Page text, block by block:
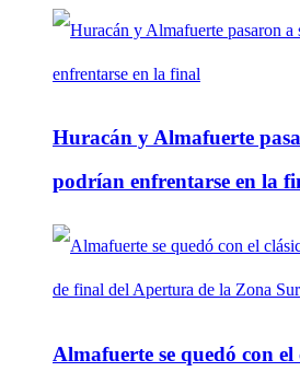
Huracán y Almafuerte
podrían enfrentarse en la
Almafuerte se quedó con